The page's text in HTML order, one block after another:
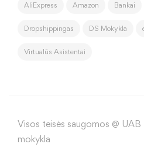
AliExpress Amazon Bankai
Dropshippingas DS Mokykla
Virtualūs Asistentai
Visos teisės saugomos @
mokykla